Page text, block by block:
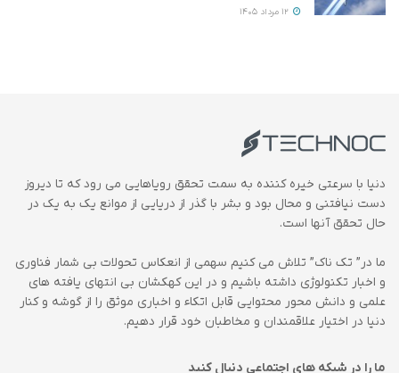
دنیا با سرعتی خیره کننده به سمت تحقق رویاهایی می رود که تا دیروز
دست نیافتنی و محال بود و بشر با گذر از دریایی از موانع یک به یک در
حال تحقق آنها است.
ما در” تک ناک” تلاش می کنیم سهمی از انعکاس تحولات بی شمار فناوری
و اخبار تکنولوژی داشته باشیم و در این کهکشان بی انتهای یافته های
علمی و دانش محور محتوایی قابل اتکاء و اخباری موثق را از گوشه و کنار
دنیا در اختیار علاقمندان و مخاطبان خود قرار دهیم.
ما را در شبکه های اجتماعی دنبال کنید